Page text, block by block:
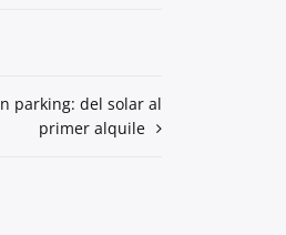
parking: del solar al
primer alquile